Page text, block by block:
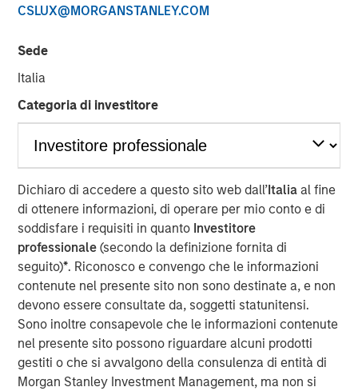
CSLUX@MORGANSTANLEY.COM
Sede
Italia
Categoria di investitore
Dichiaro di accedere a questo sito web dall’Italia al fine
di ottenere informazioni, di operare per mio conto e di
soddisfare i requisiti in quanto Investitore
professionale(secondo la definizione fornita di
seguito)*. Riconosco e convengo che le informazioni
contenute nel presente sito non sono destinate a, e non
devono essere consultate da, soggetti statunitensi.
Sono inoltre consapevole che le informazioni contenute
nel presente sito possono riguardare alcuni prodotti
gestiti o che si avvalgono della consulenza di entità di
Morgan Stanley Investment Management, ma non si
23 FEBBRAIO 2026
The Authors
Matas Vala, CFA
Executive Director
Our Fixed Income Investment Team believes that climate
factors can represent a financially material risk or
opportunity for certain investments. That’s why we
incorporate the sustainability expertise of Calvert
Research and Management ("Calvert") into our credit
analysis, which enables us to effectively embed climate-
related factors in our assessment of potential risk and
return implications.